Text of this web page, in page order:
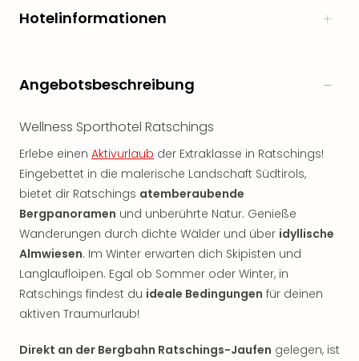
Hotelinformationen
Angebotsbeschreibung
Wellness Sporthotel Ratschings
Erlebe einen Aktivurlaub der Extraklasse in Ratschings!
Eingebettet in die malerische Landschaft Südtirols,
bietet dir Ratschings atemberaubende
Bergpanoramen und unberührte Natur. Genieße
Wanderungen durch dichte Wälder und über idyllische
Almwiesen. Im Winter erwarten dich Skipisten und
Langlaufloipen. Egal ob Sommer oder Winter, in
Ratschings findest du ideale Bedingungen für deinen
aktiven Traumurlaub!
Direkt an der Bergbahn Ratschings-Jaufen gelegen, ist